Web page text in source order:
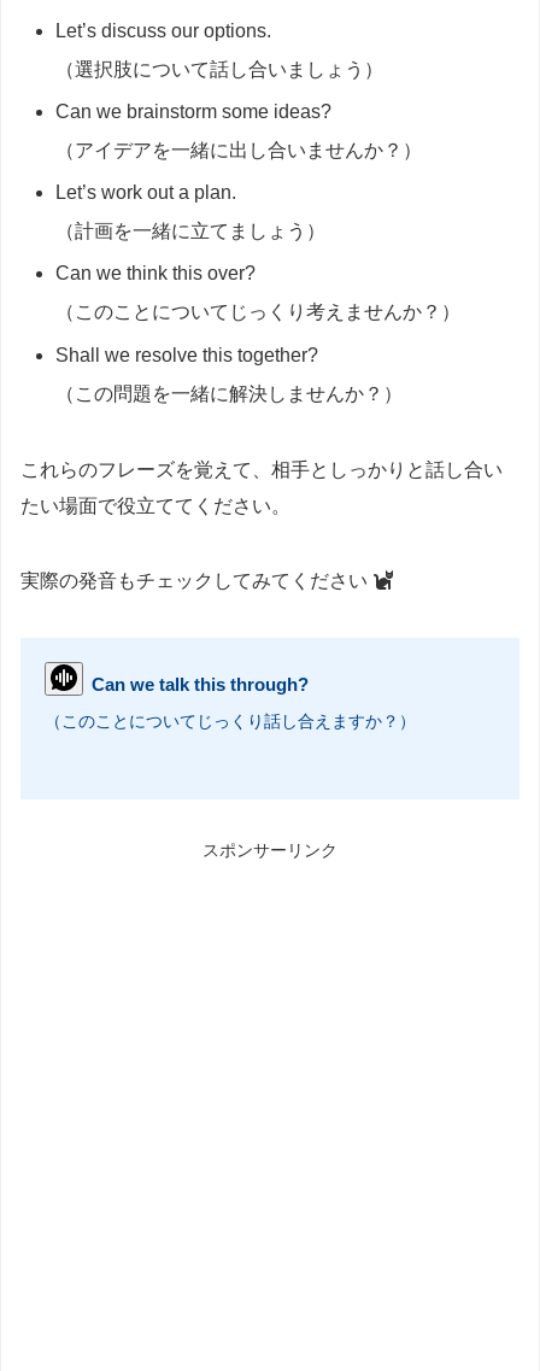
Let’s discuss our options.
（選択肢について話し合いましょう）
Can we brainstorm some ideas?
（アイデアを一緒に出し合いませんか？）
Let’s work out a plan.
（計画を一緒に立てましょう）
Can we think this over?
（このことについてじっくり考えませんか？）
Shall we resolve this together?
（この問題を一緒に解決しませんか？）
これらのフレーズを覚えて、相手としっかりと話し合い
たい場面で役立ててください。
実際の発音もチェックしてみてください
Can we talk this through?
（このことについてじっくり話し合えますか？）
スポンサーリンク